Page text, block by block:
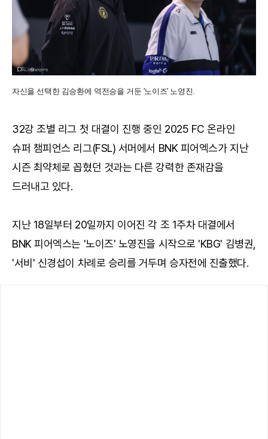
자신을 선택한 김승환에 역전승을 거둔 '노이즈' 노영진.
32강 조별 리그 첫 대결이 진행 중인 2025 FC 온라인
슈퍼 챔피언스 리그(FSL) 서머에서 BNK 피어엑스가 지난
시즌 최약체로 꼽혔던 것과는 다른 강력한 존재감을
드러내고 있다.
지난 18일부터 20일까지 이어진 각 조 1주차 대결에서
BNK 피어엑스는 '노이즈' 노영진을 시작으로 'KBG' 김병권,
'서비' 신경섭이 차례로 승리를 거두며 승자전에 진출했다.